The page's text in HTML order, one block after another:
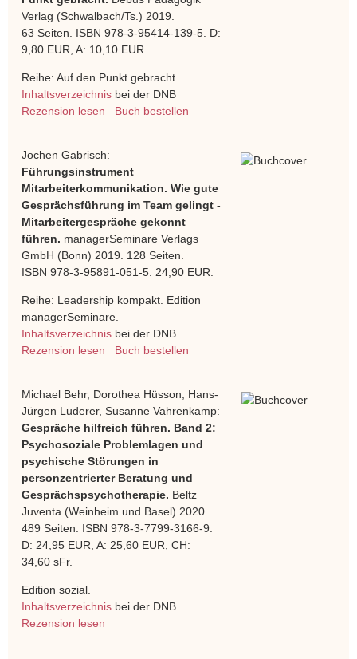
Verlag (Schwalbach/Ts.) 2019.
63 Seiten. ISBN 978-3-95414-139-5. D:
9,80 EUR, A: 10,10 EUR.
Reihe: Auf den Punkt gebracht.
Inhaltsverzeichnis bei der DNB
Rezension lesen
Buch bestellen
Jochen Gabrisch:
Führungsinstrument
Mitarbeiterkommunikation. Wie gute
Gesprächsführung im Team gelingt -
Mitarbeitergespräche gekonnt
führen. managerSeminare Verlags
GmbH (Bonn) 2019. 128 Seiten.
ISBN 978-3-95891-051-5. 24,90 EUR.
Reihe: Leadership kompakt. Edition
managerSeminare.
Inhaltsverzeichnis bei der DNB
Rezension lesen
Buch bestellen
Michael Behr, Dorothea Hüsson, Hans-
Jürgen Luderer, Susanne Vahrenkamp:
Gespräche hilfreich führen. Band 2:
Psychosoziale Problemlagen und
psychische Störungen in
personzentrierter Beratung und
Gesprächspsychotherapie. Beltz
Juventa (Weinheim und Basel) 2020.
489 Seiten. ISBN 978-3-7799-3166-9.
D: 24,95 EUR, A: 25,60 EUR, CH:
34,60 sFr.
Edition sozial.
Inhaltsverzeichnis bei der DNB
Rezension lesen